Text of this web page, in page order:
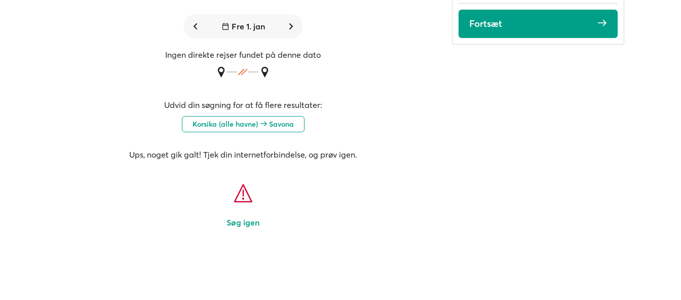
Fre 1. jan
Ingen direkte rejser fundet på denne dato
Udvid din søgning for at få flere resultater:
Korsika (alle havne) Savona
Ups, noget gik galt! Tjek din internetforbindelse, og prøv igen.
Søg igen
Fortsæt